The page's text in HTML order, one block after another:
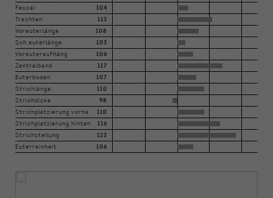
Fessel 104
Trachten 113
Voreuterlänge 108
Sch.euterlänge 103
Voreuteraufhäng. 106
Zentralband 117
Euterboden 107
Strichlänge 110
Strichdicke 98
Strichplatzierung vorne 110
Strichplatzierung hinten 116
Strichstellung 122
Euterreinheit 106